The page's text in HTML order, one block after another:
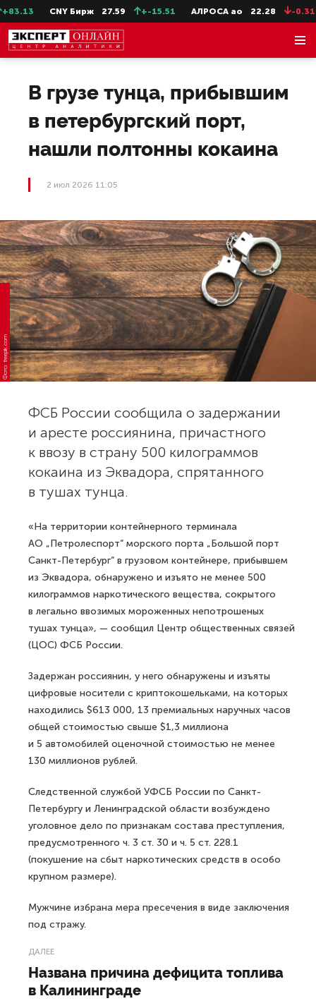
CNY Бирж 27.59 +-15.51 АЛРОСА ао 22.28 -0.31
В грузе тунца, прибывшим
в петербургский порт,
нашли полтонны кокаина
2 июл 2026 11:05
Фото: freepik.com
ФСБ России сообщила о задержании
и аресте россиянина, причастного
к ввозу в страну 500 килограммов
кокаина из Эквадора, спрятанного
в тушах тунца.
«На территории контейнерного терминала
АО „Петролеспорт“ морского порта „Большой порт
Санкт-Петербург“ в грузовом контейнере, прибывшем
из Эквадора, обнаружено и изъято не менее 500
килограммов наркотического вещества, сокрытого
в легально ввозимых мороженных непотрошеных
тушах тунца», — сообщил Центр общественных связей
(ЦОС) ФСБ России.
Задержан россиянин, у него обнаружены и изъяты
цифровые носители с криптокошельками, на которых
находились $613 000, 13 премиальных наручных часов
общей стоимостью свыше $1,3 миллиона
и 5 автомобилей оценочной стоимостью не менее
130 миллионов рублей.
Следственной службой УФСБ России по Санкт-
Петербургу и Ленинградской области возбуждено
уголовное дело по признакам состава преступления,
предусмотренного ч. 3 ст. 30 и ч. 5 ст. 228.1
(покушение на сбыт наркотических средств в особо
крупном размере).
Мужчине избрана мера пресечения в виде заключения
под стражу.
ДАЛЕЕ
Названа причина дефицита топлива
в Калининграде